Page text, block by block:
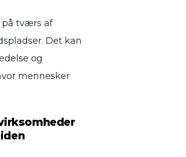
på tværs af
Det kan
og
mennesker